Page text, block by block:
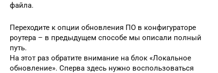
файла.
Переходите к опции обновления ПО в конфигураторе
роутера – в предыдущем способе мы описали полный
путь.
На этот раз обратите внимание на блок «Локальное
обновление». Сперва здесь нужно воспользоваться